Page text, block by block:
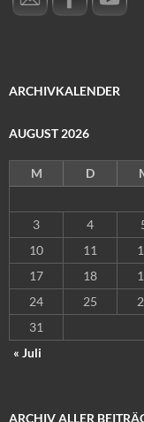
ARCHIVKALENDER
AUGUST 2026
M D
3
4
10
11
17
18
24
25
31
« Juli
ARCHIV ALLER